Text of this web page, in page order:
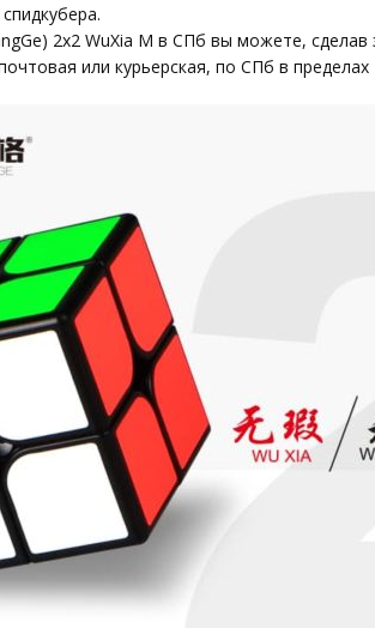
2x2 WuXia M в СПб вы можете,
или курьерская, по СПб в пределах